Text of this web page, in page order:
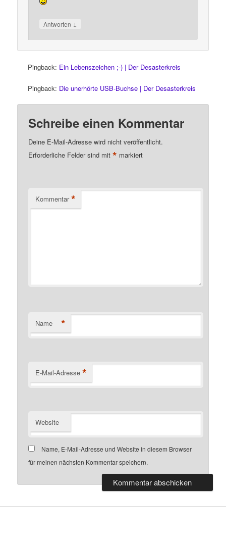
Antworten ↓
Pingback: Ein Lebenszeichen ;-) | Der Desasterkreis
Pingback: Die unerhörte USB-Buchse | Der Desasterkreis
Schreibe einen Kommentar
Deine E-Mail-Adresse wird nicht veröffentlicht.
Erforderliche Felder sind mit* markiert
Kommentar *
Name *
E-Mail-Adresse *
Website
Name, E-Mail-Adresse und Website in diesem Browser
für meinen nächsten Kommentar speichern.